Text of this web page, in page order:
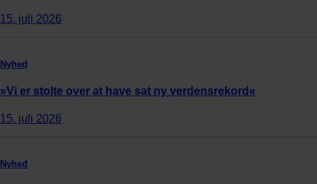
15. juli 2026
Nyhed
»Vi er stolte over at have sat ny verdensrekord«
15. juli 2026
Nyhed